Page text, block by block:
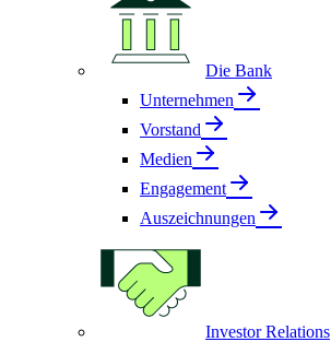
Die Bank
Unternehmen
Vorstand
Medien
Engagement
Auszeichnungen
Investor Relations